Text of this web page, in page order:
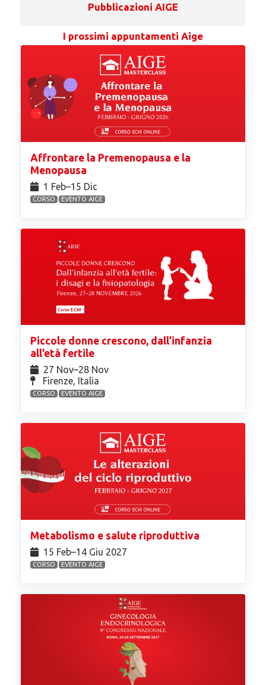
Pubblicazioni AIGE
I prossimi appuntamenti Aige
Affrontare la Premenopausa e la
Menopausa
1 Feb⁠–15 Dic
CORSO EVENTO AIGE
Piccole donne crescono, dall’infanzia
all’età fertile
27 Nov⁠–28 Nov
Firenze, Italia
CORSO EVENTO AIGE
Metabolismo e salute riproduttiva
15 Feb⁠–14 Giu 2027
CORSO EVENTO AIGE